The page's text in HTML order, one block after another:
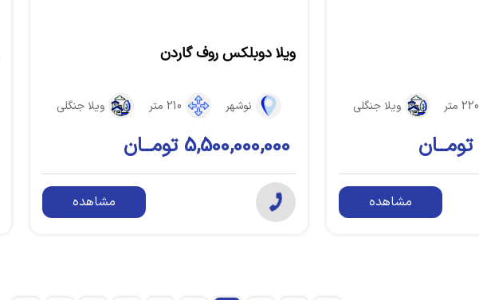
220 متر ویلا جنگلی
مشاهده
ویلا دوبلکس روف گاردن
نوشهر 210 متر ویلا جنگلی
5,500,000,000 تومــان
مشاهده